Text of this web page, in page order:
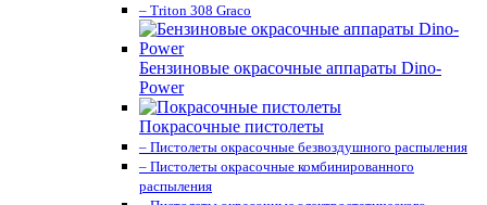
– Triton 308 Graco
Бензиновые окрасочные аппараты Dino-
Power
Покрасочные пистолеты
– Пистолеты окрасочные безвоздушного распыления
– Пистолеты окрасочные комбинированного
распыления